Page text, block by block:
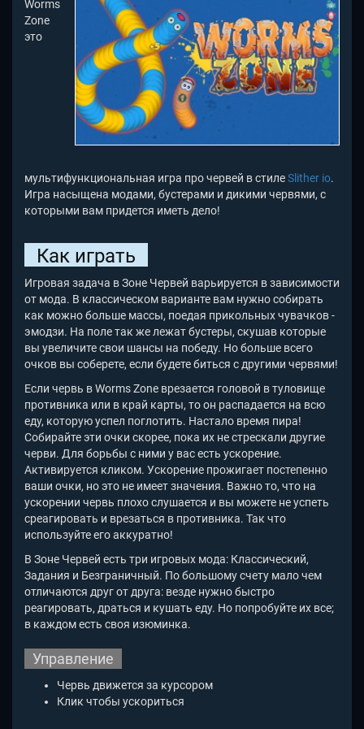
Worms
Zone
это
мультифункциональная игра про червей в стилеSlither io.
Игра насыщена модами, бустерами и дикими червями, с
которыми вам придется иметь дело!
Как играть
Игровая задача в Зоне Червей варьируется в зависимости
от мода. В классическом варианте вам нужно собирать
как можно больше массы, поедая прикольных чувачков -
эмодзи. На поле так же лежат бустеры, скушав которые
вы увеличите свои шансы на победу. Но больше всего
очков вы соберете, если будете биться с другими червями!
Если червь в Worms Zone врезается головой в туловище
противника или в край карты, то он распадается на всю
еду, которую успел поглотить. Настало время пира!
Собирайте эти очки скорее, пока их не стрескали другие
черви. Для борьбы с ними у вас есть ускорение.
Активируется кликом. Ускорение прожигает постепенно
ваши очки, но это не имеет значения. Важно то, что на
ускорении червь плохо слушается и вы можете не успеть
среагировать и врезаться в противника. Так что
используйте его аккуратно!
В Зоне Червей есть три игровых мода: Классический,
Задания и Безграничный. По большому счету мало чем
отличаются друг от друга: везде нужно быстро
реагировать, драться и кушать еду. Но попробуйте их все;
в каждом есть своя изюминка.
Управление
Червь движется за курсором
Клик чтобы ускориться